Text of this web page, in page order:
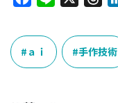
c
e
b
e
r
e
a
ａｉ 手作技術